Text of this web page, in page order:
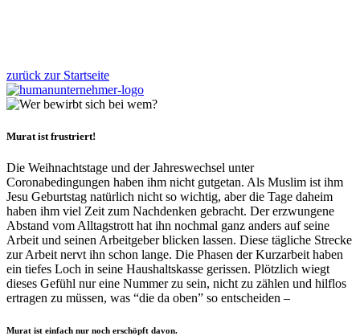
zurück zur Startseite
Murat ist frustriert!
Die Weihnachtstage und der Jahreswechsel unter
Coronabedingungen haben ihm nicht gutgetan. Als Muslim ist ihm
Jesu Geburtstag natürlich nicht so wichtig, aber die Tage daheim
haben ihm viel Zeit zum Nachdenken gebracht. Der erzwungene
Abstand vom Alltagstrott hat ihn nochmal ganz anders auf seine
Arbeit und seinen Arbeitgeber blicken lassen. Diese tägliche Strecke
zur Arbeit nervt ihn schon lange. Die Phasen der Kurzarbeit haben
ein tiefes Loch in seine Haushaltskasse gerissen. Plötzlich wiegt
dieses Gefühl nur eine Nummer zu sein, nicht zu zählen und hilflos
ertragen zu müssen, was “die da oben” so entscheiden –
Murat ist einfach nur noch erschöpft davon.